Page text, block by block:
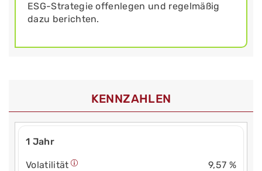
ESG-Strategie offenlegen und regelmäßig
dazu berichten.
KENNZAHLEN
1 Jahr
Volatilität
9,57 %